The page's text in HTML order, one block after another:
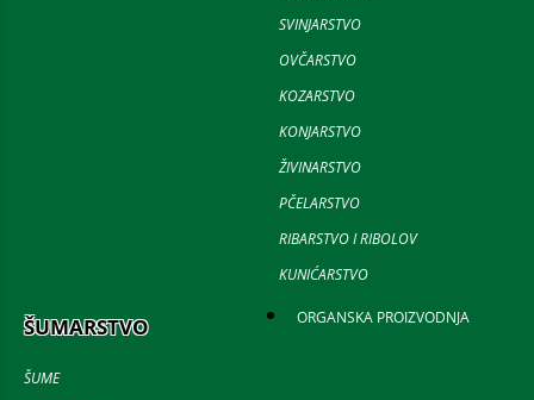
SVINJARSTVO
OVČARSTVO
KOZARSTVO
KONJARSTVO
ŽIVINARSTVO
PČELARSTVO
RIBARSTVO I RIBOLOV
KUNIĆARSTVO
ŠUMARSTVO
ŠUME
ORGANSKA PROIZVODNJA